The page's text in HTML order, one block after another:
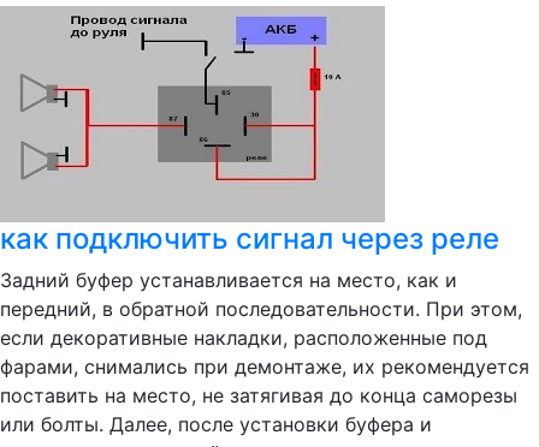
как подключить сигнал через реле
Задний буфер устанавливается на место, как и
передний, в обратной последовательности. При этом,
если декоративные накладки, расположенные под
фарами, снимались при демонтаже, их рекомендуется
поставить на место, не затягивая до конца саморезы
или болты. Далее, после установки буфера и